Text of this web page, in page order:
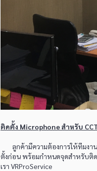
ติดตั้ง Microphone สำหรับ
ลูกค้ามีความต้องการให้ทีมงาน
ตั้งก่อน พร้อมกำหนดจุดสำหรับติด
เรา VRProService